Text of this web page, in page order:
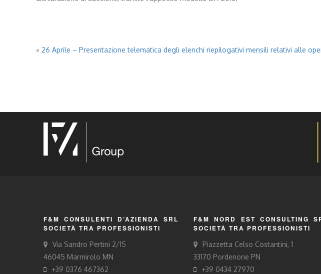
« 26 Aprile – Presentazione telematica degli elenchi riepilogativi mensili relativi alle
F&M CONSULENTI D’AZIENDA SRL
SOCIETÀ TRA PROFESSIONISTI
Via Sandro Pertini 2/15
46045 Marmirolo MN
+39 0376 467362
F&M NORD EST CONSULTING
SOCIETÀ TRA PROFESSIONISTI
Piazzetta Celso Costantini, 1
33170 Pordenone PN
+39 0434 27970